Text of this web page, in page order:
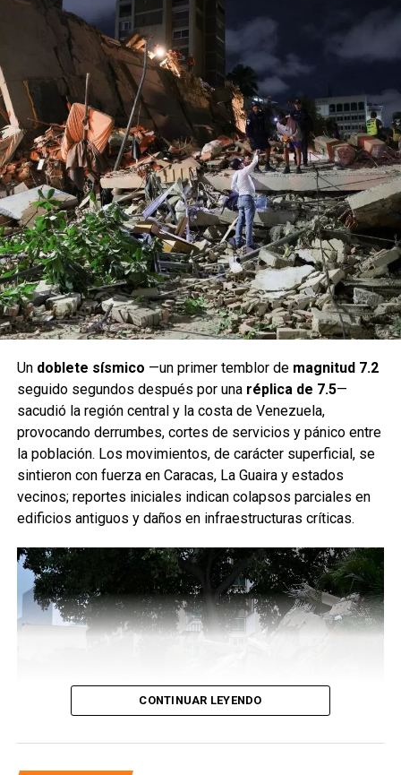
Un doblete sísmico —un primer temblor de magnitud 7.2
seguido segundos después por una réplica de 7.5—
sacudió la región central y la costa de Venezuela,
provocando derrumbes, cortes de servicios y pánico entre
la población. Los movimientos, de carácter superficial, se
sintieron con fuerza en Caracas, La Guaira y estados
vecinos; reportes iniciales indican colapsos parciales en
edificios antiguos y daños en infraestructuras críticas.
CONTINUAR LEYENDO